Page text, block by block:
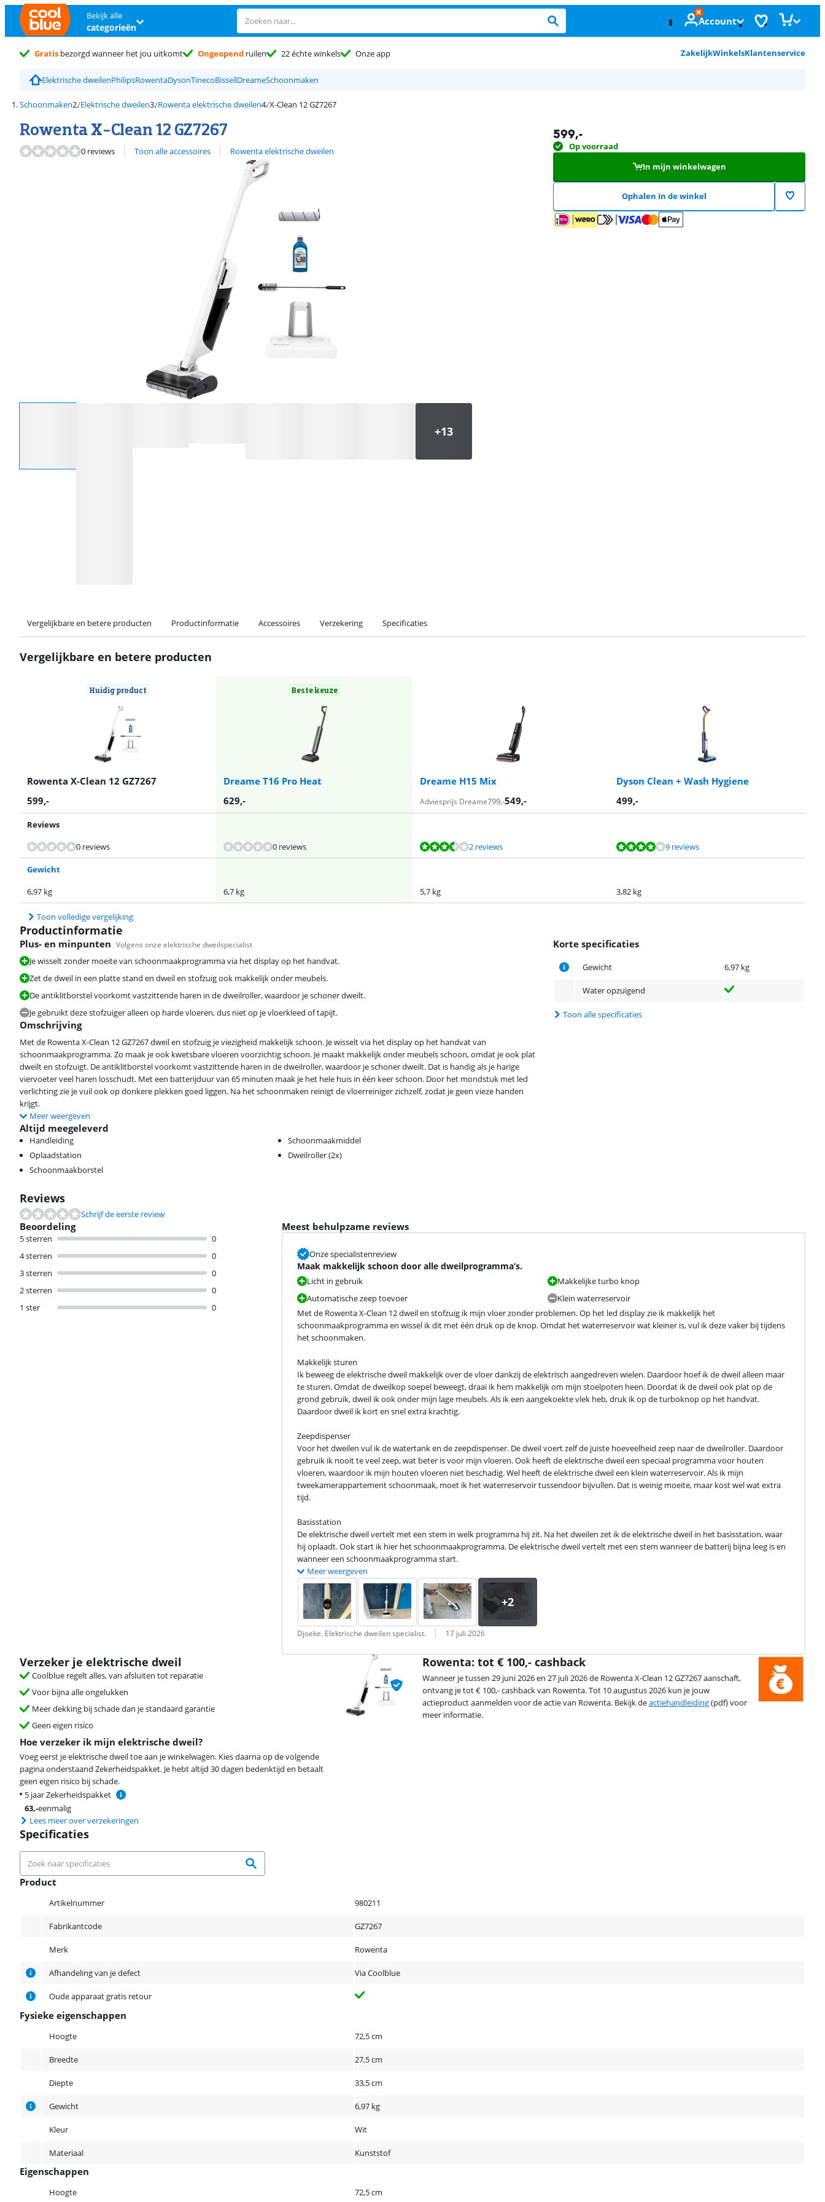
Bekijk alle
categorieën Account
Gratis bezorgd wanneer het jou uitkomt Ongeopend ruilen 22 échte winkels Onze app ZakelijkWinkelsKlantenservice
Elektrische dweilenPhilipsRowentaDysonTinecoBissellDreameSchoonmaken
Schoonmaken Elektrische dweilen Rowenta elektrische dweilen X-Clean 12 GZ7267
Rowenta X-Clean 12 GZ7267
0 reviews Toon alle accessoires
Bekijk alle Rowenta elektrische dweilen
599,-
Op voorraad
In mijn winkelwagen
Ophalen in de winkel
Vergelijkbare en betere producten Productinformatie Accessoires Verzekering Specificaties
Vergelijkbare en betere producten
Huidig product
Rowenta X-Clean 12 GZ7267
Beste keuze
Dreame T16 Pro Heat Dreame H15 Mix
Dyson Clean + Wash Hygiene
599,- 629,- Adviesprijs Dreame799,-549,- 499,-
Reviews
0 reviews
0 reviews
Beoordeling is 7,4 van de 10, gebaseerd op 2 reviews. 2 reviews
Beoordeling is 8,1 van de 10, gebaseerd op 9 reviews. 9 reviews
Gewicht
6,97 kg
6,7 kg 5,7 kg 3,82 kg
Toon volledige vergelijking
Productinformatie
Korte specificaties
Gewicht 6,97 kg
Water opzuigend
Toon alle specificaties
Plus- en minpunten Volgens onze elektrische dweilspecialist
Je wisselt zonder moeite van schoonmaakprogramma via het display op het handvat.
Zet de dweil in een platte stand en dweil en stofzuig ook makkelijk onder meubels.
De antiklitborstel voorkomt vastzittende haren in de dweilroller, waardoor je schoner dweilt.
Je gebruikt deze stofzuiger alleen op harde vloeren, dus niet op je vloerkleed of tapijt.
Omschrijving
Met de Rowenta X-Clean 12 GZ7267 dweil en stofzuig je viezigheid makkelijk schoon. Je wisselt via het display op het handvat van
schoonmaakprogramma. Zo maak je ook kwetsbare vloeren voorzichtig schoon. Je maakt makkelijk onder meubels schoon, omdat je ook plat
dweilt en stofzuigt. De antiklitborstel voorkomt vastzittende haren in de dweilroller, waardoor je schoner dweilt. Dat is handig als je harige
viervoeter veel haren losschudt. Met een batterijduur van 65 minuten maak je het hele huis in één keer schoon. Door het mondstuk met led
verlichting zie je vuil ook op donkere plekken goed liggen. Na het schoonmaken reinigt de vloerreiniger zichzelf, zodat je geen vieze handen
krijgt.
Meer weergeven
Altijd meegeleverd
Handleiding
Oplaadstation
Schoonmaakborstel
Schoonmaakmiddel
Dweilroller (2x)
Reviews
Schrijf de eerste review
Beoordeling
5 sterren
0
4 sterren
0
3 sterren
0
2 sterren
0
1 ster
0
Meest behulpzame reviews
Onze specialistenreview
Maak makkelijk schoon door alle dweilprogramma’s.
Licht in gebruik
Automatische zeep toevoer
Makkelijke turbo knop
Klein waterreservoir
Met de Rowenta X-Clean 12 dweil en stofzuig ik mijn vloer zonder problemen. Op het led display zie ik makkelijk het
schoonmaakprogramma en wissel ik dit met één druk op de knop. Omdat het waterreservoir wat kleiner is, vul ik deze vaker bij tijdens
het schoonmaken.
Makkelijk sturen
Ik beweeg de elektrische dweil makkelijk over de vloer dankzij de elektrisch aangedreven wielen. Daardoor hoef ik de dweil alleen maar
te sturen. Omdat de dweilkop soepel beweegt, draai ik hem makkelijk om mijn stoelpoten heen. Doordat ik de dweil ook plat op de
grond gebruik, dweil ik ook onder mijn lage meubels. Als ik een aangekoekte vlek heb, druk ik op de turboknop op het handvat.
Daardoor dweil ik kort en snel extra krachtig.
Zeepdispenser
Voor het dweilen vul ik de watertank en de zeepdispenser. De dweil voert zelf de juiste hoeveelheid zeep naar de dweilroller. Daardoor
gebruik ik nooit te veel zeep, wat beter is voor mijn vloeren. Ook heeft de elektrische dweil een speciaal programma voor houten
vloeren, waardoor ik mijn houten vloeren niet beschadig. Wel heeft de elektrische dweil een klein waterreservoir. Als ik mijn
tweekamerappartement schoonmaak, moet ik het waterreservoir tussendoor bijvullen. Dat is weinig moeite, maar kost wel wat extra
tijd.
Basisstation
De elektrische dweil vertelt met een stem in welk programma hij zit. Na het dweilen zet ik de elektrische dweil in het basisstation, waar
hij oplaadt. Ook start ik hier het schoonmaakprogramma. De elektrische dweil vertelt met een stem wanneer de batterij bijna leeg is en
wanneer een schoonmaakprogramma start.
Meer weergeven
Beoordeling door:
Djoeke. Elektrische dweilen specialist.
Datum: 17 juli 2026
Verzeker je elektrische dweil
Coolblue regelt alles, van afsluiten tot reparatie
Voor bijna alle ongelukken
Meer dekking bij schade dan je standaard garantie
Geen eigen risico
Hoe verzeker ik mijn elektrische dweil?
Voeg eerst je elektrische dweil toe aan je winkelwagen. Kies daarna op de volgende
pagina onderstaand Zekerheidspakket. Je hebt altijd 30 dagen bedenktijd en betaalt
geen eigen risico bij schade.
5 jaar Zekerheidspakket
63,-eenmalig
Lees meer over verzekeringen
Rowenta: tot € 100,- cashback
Wanneer je tussen 29 juni 2026 en 27 juli 2026 de Rowenta X-Clean 12 GZ7267 aanschaft,
ontvang je tot € 100,- cashback van Rowenta. Tot 10 augustus 2026 kun je jouw
actieproduct aanmelden voor de actie van Rowenta. Bekijk deactiehandleiding(pdf) voor
meer informatie.
Specificaties
Product
Artikelnummer 980211
Fabrikantcode GZ7267
Merk Rowenta
Afhandeling van je defect Via Coolblue
Oude apparaat gratis retour
Fysieke eigenschappen
Hoogte 72,5 cm
Breedte 27,5 cm
Diepte 33,5 cm
Gewicht 6,97 kg
Kleur Wit
Materiaal Kunststof
Eigenschappen
Hoogte 72,5 cm